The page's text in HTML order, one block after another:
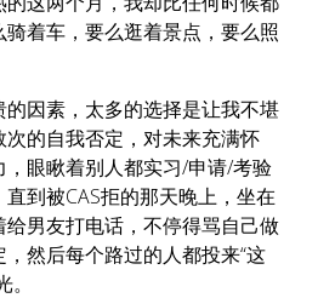
着车，要么逛着景点，要么照
因素，太多的选择是让我不堪
的自我否定，对未来充满怀
眼瞅着别人都实习/申请/考验
到被CAS拒的那天晚上，坐在
男友打电话，不停得骂自己做
然后每个路过的人都投来“这